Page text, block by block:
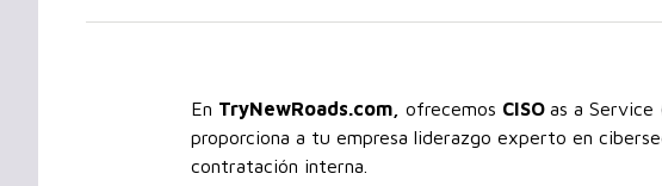
En TryNewRoads.com, ofrecemos CISO as a Service
proporciona a tu empresa liderazgo experto en
contratación interna.